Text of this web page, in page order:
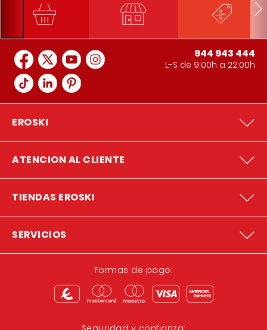
944 943 444
L-S de 9:00h a 22:00h
EROSKI
ATENCION AL CLIENTE
TIENDAS EROSKI
SERVICIOS
Formas de pago: